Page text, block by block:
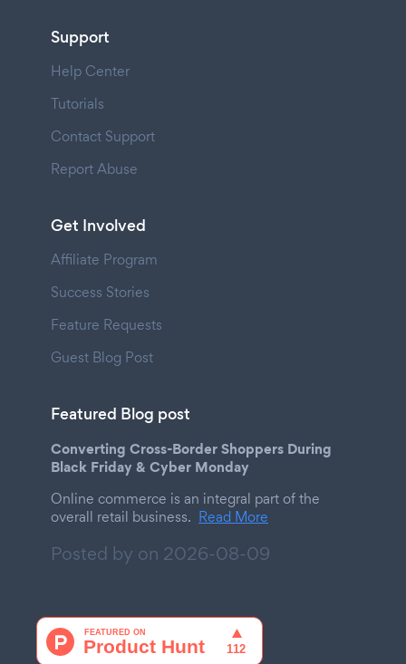
Support
Help Center
Tutorials
Contact Support
Report Abuse
Get Involved
Affiliate Program
Success Stories
Feature Requests
Guest Blog Post
Featured Blog post
Converting Cross-Border Shoppers During
Black Friday & Cyber Monday
Online commerce is an integral part of the
overall retail business. Read More
Posted by on 2026-08-09